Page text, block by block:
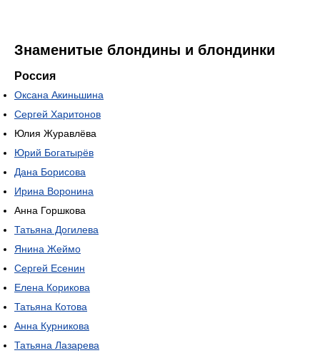
Знаменитые блондины и блондинки
Россия
Оксана Акиньшина
Сергей Харитонов
Юлия Журавлёва
Юрий Богатырёв
Дана Борисова
Ирина Воронина
Анна Горшкова
Татьяна Догилева
Янина Жеймо
Сергей Есенин
Елена Корикова
Татьяна Котова
Анна Курникова
Татьяна Лазарева